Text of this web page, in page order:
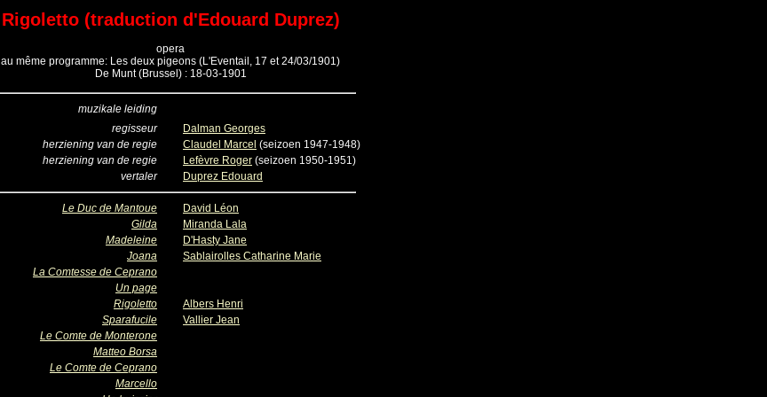
Rigoletto (traduction d'Edouard Duprez)
opera
au même programme: Les deux pigeons (L'Eventail, 17 et 24/03/1901)
De Munt (Brussel) : 18-03-1901
muzikale leiding
regisseur
Dalman Georges
herziening van de regie
Claudel Marcel (seizoen 1947-1948)
herziening van de regie
Lefèvre Roger (seizoen 1950-1951)
vertaler
Duprez Edouard
Le Duc de Mantoue
David Léon
Gilda
Miranda Lala
Madeleine
D'Hasty Jane
Joana
Sablairolles Catharine Marie
La Comtesse de Ceprano
Un page
Rigoletto
Albers Henri
Sparafucile
Vallier Jean
Le Comte de Monterone
Matteo Borsa
Le Comte de Ceprano
Marcello